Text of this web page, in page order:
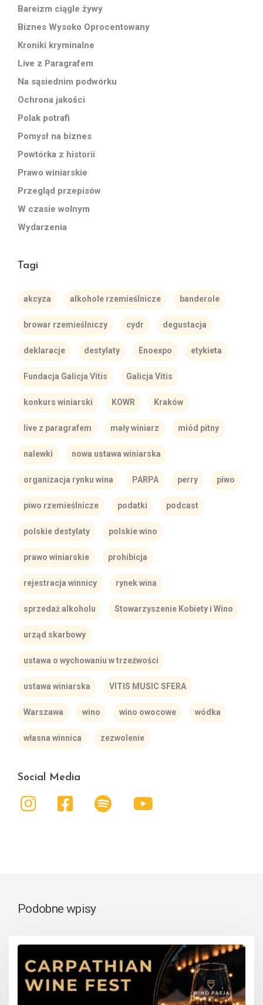
Bareizm ciągle żywy
Biznes Wysoko Oprocentowany
Kroniki kryminalne
Live z Paragrafem
Na sąsiednim podwórku
Ochrona jakości
Polak potrafi
Pomysł na biznes
Powtórka z historii
Prawo winiarskie
Przegląd przepisów
W czasie wolnym
Wydarzenia
Tagi
akcyza alkohole rzemieślnicze banderole
browar rzemieślniczy cydr degustacja
deklaracje destylaty Enoexpo etykieta
Fundacja Galicja Vitis Galicja Vitis
konkurs winiarski KOWR Kraków
live z paragrafem mały winiarz miód pitny
nalewki nowa ustawa winiarska
organizacja rynku wina PARPA perry piwo
piwo rzemieślnicze podatki podcast
polskie destylaty polskie wino
prawo winiarskie prohibicja
rejestracja winnicy rynek wina
sprzedaż alkoholu Stowarzyszenie Kobiety i Wino
urząd skarbowy
ustawa o wychowaniu w trzeźwości
ustawa winiarska VITIS MUSIC SFERA
Warszawa wino wino owocowe wódka
własna winnica zezwolenie
Social Media
Podobne wpisy